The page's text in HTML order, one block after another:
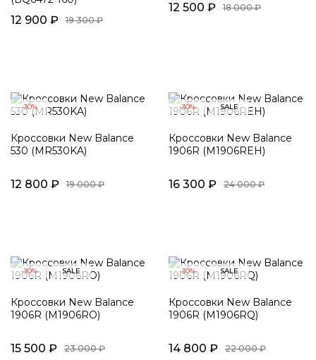
12 900 ₽ 19 300 ₽
12 500 ₽ 18 000 ₽
-30%
Кроссовки New Balance
530 (MR530KA)
12 800 ₽ 19 000 ₽
-30% SALE
Кроссовки New Balance
1906R (M1906REH)
16 300 ₽ 24 000 ₽
-30% SALE
Кроссовки New Balance
1906R (M1906RO)
15 500 ₽ 23 000 ₽
-30% SALE
Кроссовки New Balance
1906R (M1906RQ)
14 800 ₽ 22 000 ₽